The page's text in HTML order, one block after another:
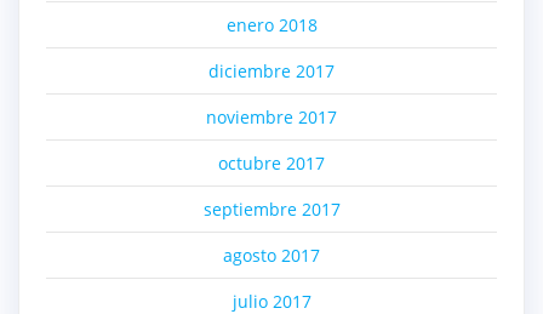
enero 2018
diciembre 2017
noviembre 2017
octubre 2017
septiembre 2017
agosto 2017
julio 2017